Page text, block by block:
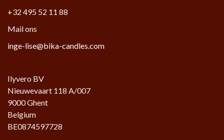
+32 495 52 11 88
Mail ons
inge-lise@bika-candles.com
Ilyvero BV
Nieuwevaart 118 A/007
9000 Ghent
Belgium
BE0874597728